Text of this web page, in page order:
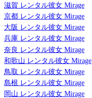
滋賀 レンタル彼女 Mirage
京都 レンタル彼女 Mirage
大阪 レンタル彼女 Mirage
兵庫 レンタル彼女 Mirage
奈良 レンタル彼女 Mirage
和歌山 レンタル彼女 Mirage
鳥取 レンタル彼女 Mirage
島根 レンタル彼女 Mirage
岡山 レンタル彼女 Mirage